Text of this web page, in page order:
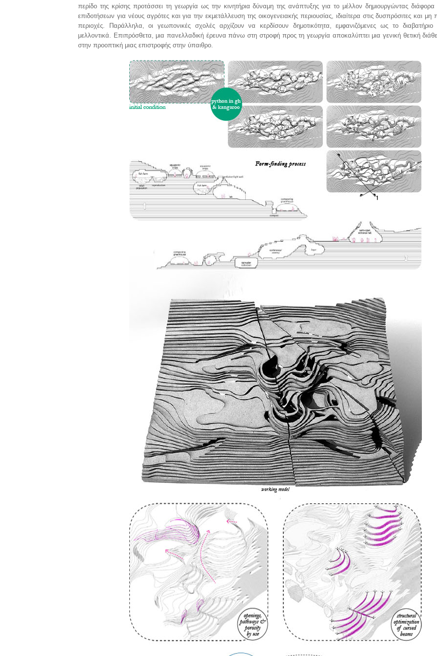
περίδο της κρίσης προτάσσει τη γεωργία ως την κινητήρια δύναμη της ανάπτυξης για το μέλλον δημιουργώντας
επιδοτήσεων για νέους αγρότες και για την εκμετάλλευση της οικογενειακής περιουσίας, ιδιαίτερα στις δυσπρόσιτες και μη
περιοχές. Παράλληλα, οι γεωπονικές σχολές αρχίζουν να κερδίσουν δημοτικότητα, εμφανιζόμενες ως το διαβατήριο
μελλοντικά. Επιπρόσθετα, μια πανελλαδική έρευνα πάνω στη στροφή προς τη γεωργία αποκαλύπτει μια γενική θετική
στην προοπτική μιας επιστροφής στην ύπαιθρο.